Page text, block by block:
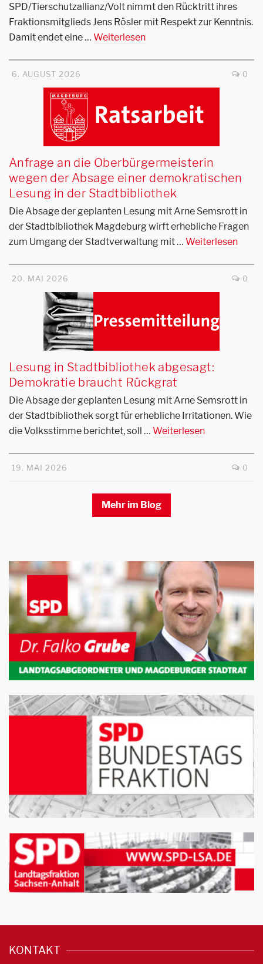
SPD/Tierschutzallianz/Volt nimmt den Rücktritt ihres
Fraktionsmitglieds Jens Rösler mit Respekt zur Kenntnis.
Damit endet eine … Weiterlesen
6. AUGUST 2026 0
Anfrage an die Oberbürgermeisterin
wegen der Absage einer demokratischen
Lesung in der Stadtbibliothek
Die Absage der geplanten Lesung mit Arne Semsrott in
der Stadtbibliothek Magdeburg wirft erhebliche Fragen
zum Umgang der Stadtverwaltung mit … Weiterlesen
20. MAI 2026 0
Lesung in Stadtbibliothek abgesagt:
Demokratie braucht Rückgrat
Die Absage der geplanten Lesung mit Arne Semsrott in
der Stadtbibliothek sorgt für erhebliche Irritationen. Wie
die Volksstimme berichtet, soll … Weiterlesen
19. MAI 2026 0
Mehr im Blog
KONTAKT